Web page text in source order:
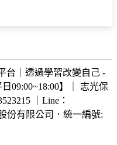
本公司僅在達成上述特定
。
程與商品服務，本公司可
人資料，提供予本公司關
司、志光教育科技股份有
為學習協助、聯繫關
關單位均須依法妥善保護
台｜透過學習改變自己 -
09:00~18:00】｜ 志光保
｜Line：
份有限公司 ． 統一編號: